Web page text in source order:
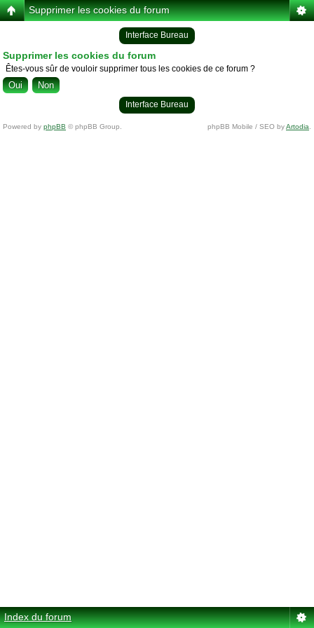
Supprimer les cookies du forum
Interface Bureau
Supprimer les cookies du forum
Êtes-vous sûr de vouloir supprimer tous les cookies de ce forum ?
Interface Bureau
Powered by phpBB © phpBB Group. phpBB Mobile / SEO byArtodia
Index du forum